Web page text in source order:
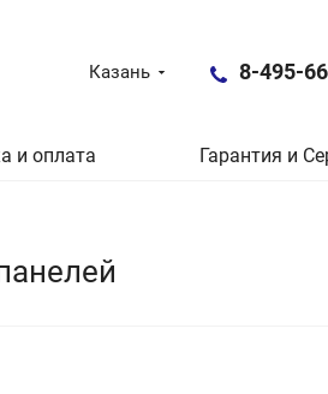
Казань 8-495-
и оплата Гарантия и